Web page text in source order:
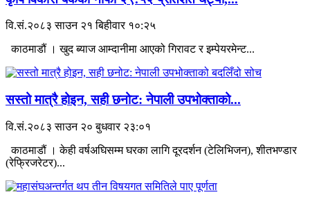
वि.सं.२०८३ साउन २१ बिहीवार १०:२५
काठमाडौं । खुद ब्याज आम्दानीमा आएको गिरावट र इम्पेयरमेन्ट...
सस्तो मात्रै होइन, सही छनोट: नेपाली उपभोक्ताको...
वि.सं.२०८३ साउन २० बुधवार २३:०१
काठमाडौं । केही वर्षअघिसम्म घरका लागि दूरदर्शन (टेलिभिजन), शीतभण्डार
(रेफ्रिजरेटर)...